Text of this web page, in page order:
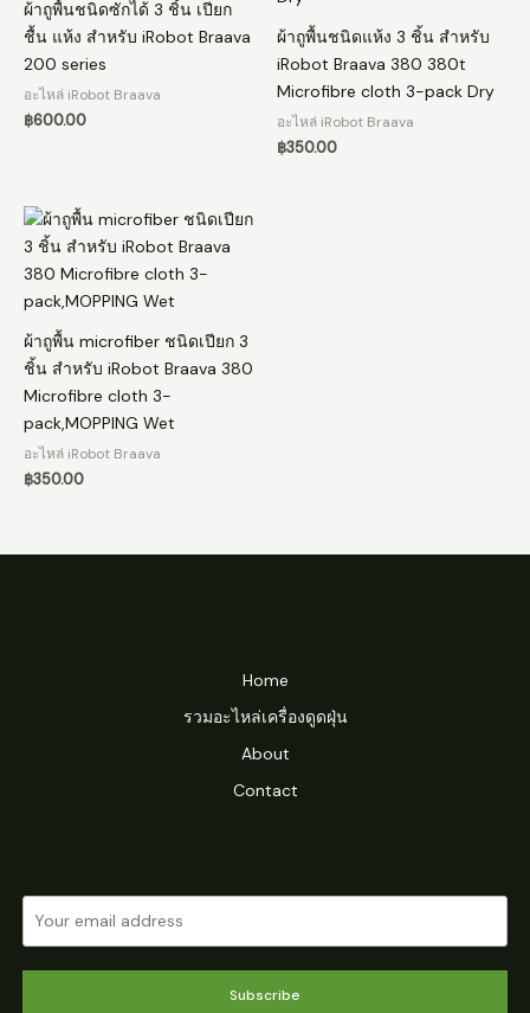
ผ้าถูพื้นชนิดซักได้ 3 ชิ้น เปียก
ชื้น แห้ง สำหรับ iRobot Braava
200 series
อะไหล่ iRobot Braava
฿600.00
ผ้าถูพื้นชนิดแห้ง 3 ชิ้น สำหรับ
iRobot Braava 380 380t
Microfibre cloth 3-pack Dry
อะไหล่ iRobot Braava
฿350.00
ผ้าถูพื้น microfiber ชนิดเปียก 3
ชิ้น สำหรับ iRobot Braava 380
Microfibre cloth 3-
pack,MOPPING Wet
อะไหล่ iRobot Braava
฿350.00
Home
รวมอะไหล่เครื่องดูดฝุ่น
About
Contact
Subscribe